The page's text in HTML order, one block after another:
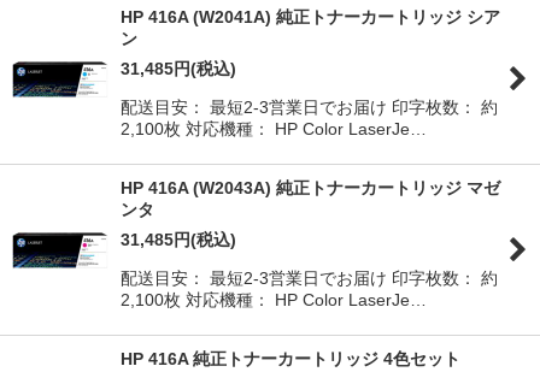
HP 416A (W2041A) 純正トナーカートリッジ シア
ン
31,485円(税込)
配送目安： 最短2-3営業日でお届け 印字枚数： 約
2,100枚 対応機種： HP Color LaserJe…
HP 416A (W2043A) 純正トナーカートリッジ マゼ
ンタ
31,485円(税込)
配送目安： 最短2-3営業日でお届け 印字枚数： 約
2,100枚 対応機種： HP Color LaserJe…
HP 416A 純正トナーカートリッジ 4色セット